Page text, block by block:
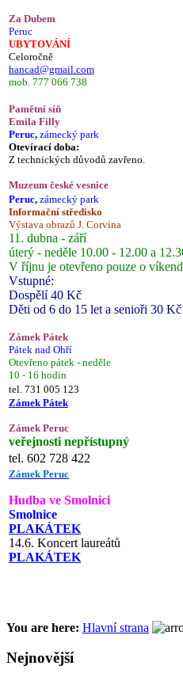
Za Dubem
Peruc
UBYTOVÁNÍ
Celoročně
hancad@gmail.com
mob. 777 066 738
Pamětní síň
Emila Filly
Peruc, zámecký park
Otevírací doba:
Z technických důvodů zavřeno.
Muzeum české vesnice
Peruc, zámecký park
Informační středisko
Výstava obrazů J. Corvina
11. dubna - září
úterý - neděle 10.00 - 12.00 a
V říjnu je otevřeno pouze o
Vstupné:
Dospělí 40 Kč
Děti od 6 do 15 let a senioři 30 Kč
Zámek Pátek
Pátek nad Ohří
Otevřeno pátek - neděle
10 - 16 hodin
tel. 731 005 123
Zámek Pátek
Zámek Peruc
veřejnosti nepřístupný
tel. 602 728 422
Zámek Peruc
Hudba ve Smolnici
Smolnice
PLAKÁTEK
14.6. Koncert laureátů
PLAKÁTEK
You are here: Hlavní strana
Nejnovější